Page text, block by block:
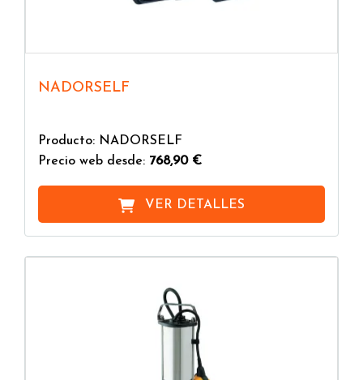
NADORSELF
Producto: NADORSELF
Precio web desde: 768,90 €
VER DETALLES